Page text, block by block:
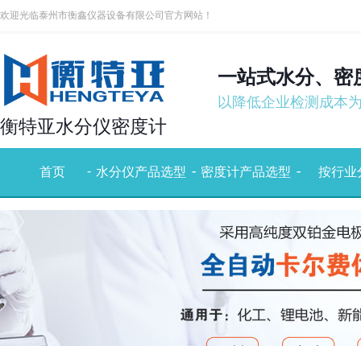
欢迎光临泰州市衡鑫仪器设备有限公司官方网站！
衡特亚水分仪密度计
一站式水分、密
以降低企业检测成本
首页 - 水分仪产品选型 -
- 密度计产品选型 -
- 按行业